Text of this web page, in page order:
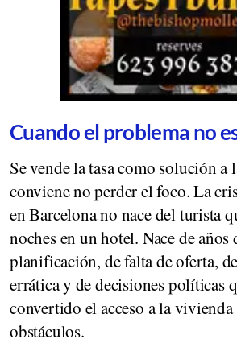
Cuando el problema no
Se vende la tasa como solución a
conviene no perder el foco. La
en Barcelona no nace del turista
noches en un hotel. Nace de años
planificación, de falta de oferta,
errática y de decisiones políticas
convertido el acceso a la vivienda
obstáculos.